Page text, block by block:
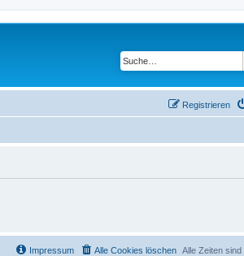
Registrieren
Alle Zeiten sind
Alle Cookies löschen
Impressum